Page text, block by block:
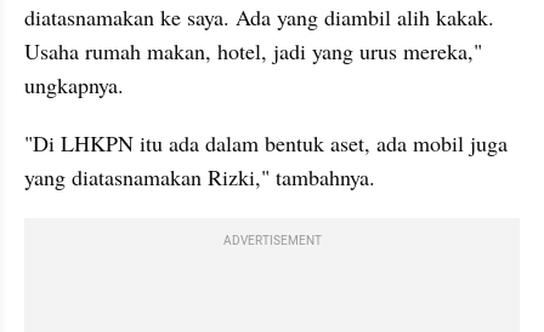
diatasnamakan ke saya. Ada yang diambil alih kakak.
ungkapnya.
"Di LHKPN itu ada dalam bentuk aset, ada mobil juga
yang diatasnamakan Rizki," tambahnya.
ADVERTISEMENT